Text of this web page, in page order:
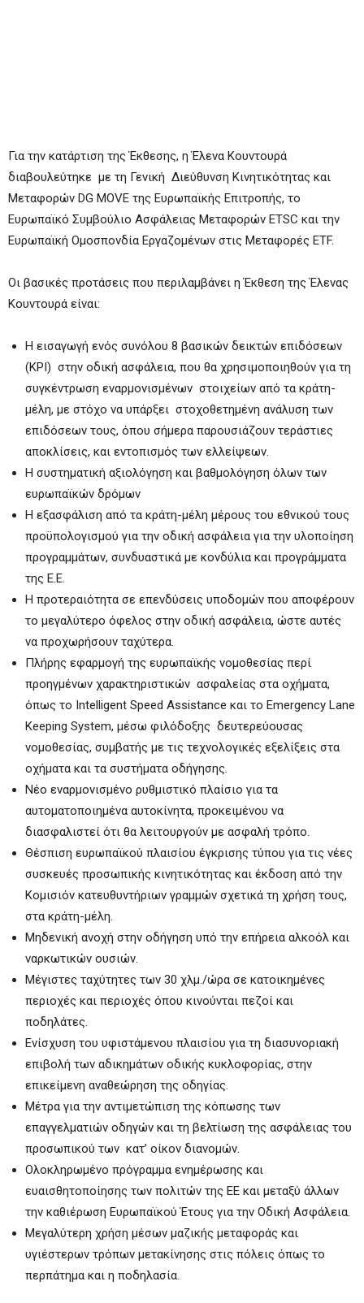
Για την κατάρτιση της Έκθεσης, η Έλενα Κουντουρά
διαβουλεύτηκε με τη Γενική Διεύθυνση Κινητικότητας και
Μεταφορών DG MOVE της Ευρωπαϊκής Επιτροπής, το
Ευρωπαϊκό Συμβούλιο Ασφάλειας Μεταφορών ETSC και την
Ευρωπαϊκή Ομοσπονδία Εργαζομένων στις Μεταφορές ETF.
Οι βασικές προτάσεις που περιλαμβάνει η Έκθεση της Έλενας
Κουντουρά είναι:
Η εισαγωγή ενός συνόλου 8 βασικών δεικτών επιδόσεων
(KPI) στην οδική ασφάλεια, που θα χρησιμοποιηθούν για τη
συγκέντρωση εναρμονισμένων στοιχείων από τα κράτη-
μέλη, με στόχο να υπάρξει στοχοθετημένη ανάλυση των
επιδόσεων τους, όπου σήμερα παρουσιάζουν τεράστιες
αποκλίσεις, και εντοπισμός των ελλείψεων.
Η συστηματική αξιολόγηση και βαθμολόγηση όλων των
ευρωπαϊκών δρόμων
Η εξασφάλιση από τα κράτη-μέλη μέρους του εθνικού τους
προϋπολογισμού για την οδική ασφάλεια για την υλοποίηση
προγραμμάτων, συνδυαστικά με κονδύλια και προγράμματα
της Ε.Ε.
Η προτεραιότητα σε επενδύσεις υποδομών που αποφέρουν
το μεγαλύτερο όφελος στην οδική ασφάλεια, ώστε αυτές
να προχωρήσουν ταχύτερα.
Πλήρης εφαρμογή της ευρωπαϊκής νομοθεσίας περί
προηγμένων χαρακτηριστικών ασφαλείας στα οχήματα,
όπως το Intelligent Speed Assistance και το Emergency Lane
Keeping System, μέσω φιλόδοξης δευτερεύουσας
νομοθεσίας, συμβατής με τις τεχνολογικές εξελίξεις στα
οχήματα και τα συστήματα οδήγησης.
Νέο εναρμονισμένο ρυθμιστικό πλαίσιο για τα
αυτοματοποιημένα αυτοκίνητα, προκειμένου να
διασφαλιστεί ότι θα λειτουργούν με ασφαλή τρόπο.
Θέσπιση ευρωπαϊκού πλαισίου έγκρισης τύπου για τις νέες
συσκευές προσωπικής κινητικότητας και έκδοση από την
Κομισιόν κατευθυντήριων γραμμών σχετικά τη χρήση τους,
στα κράτη-μέλη.
Μηδενική ανοχή στην οδήγηση υπό την επήρεια αλκοόλ και
ναρκωτικών ουσιών.
Μέγιστες ταχύτητες των 30 χλμ./ώρα σε κατοικημένες
περιοχές και περιοχές όπου κινούνται πεζοί και
ποδηλάτες.
Ενίσχυση του υφιστάμενου πλαισίου για τη διασυνοριακή
επιβολή των αδικημάτων οδικής κυκλοφορίας, στην
επικείμενη αναθεώρηση της οδηγίας.
Μέτρα για την αντιμετώπιση της κόπωσης των
επαγγελματιών οδηγών και τη βελτίωση της ασφάλειας του
προσωπικού των κατ’ οίκον διανομών.
Ολοκληρωμένο πρόγραμμα ενημέρωσης και
ευαισθητοποίησης των πολιτών της ΕΕ και μεταξύ άλλων
την καθιέρωση Ευρωπαϊκού Έτους για την Οδική Ασφάλεια.
Μεγαλύτερη χρήση μέσων μαζικής μεταφοράς και
υγιέστερων τρόπων μετακίνησης στις πόλεις όπως το
περπάτημα και η ποδηλασία.